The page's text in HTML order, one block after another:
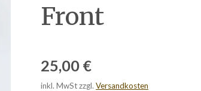
Front
25,00 €
inkl. MwSt zzgl. Versandkosten